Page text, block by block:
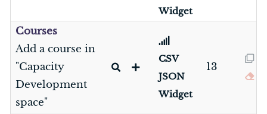
Widget
Courses
Add a course in
"Capacity
Development
space"
CSV
JSON
Widget
13